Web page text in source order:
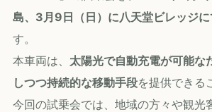
島、3月9日（日）に八天堂ビレッジ
す。
本車両は、 太陽光で自動充電が可能な
しつつ持続的な移動手段を提供できる
今回の試乗会では、地域の方々や観光